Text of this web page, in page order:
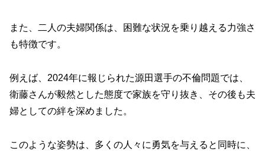
また、二人の夫婦関係は、困難な状況を乗り越える力強さ
も特徴です。
例えば、2024年に報じられた源田選手の不倫問題では、
衛藤さんが毅然とした態度で家族を守り抜き、その後も夫
婦としての絆を深めました。
このような姿勢は、多くの人々に勇気を与えると同時に、